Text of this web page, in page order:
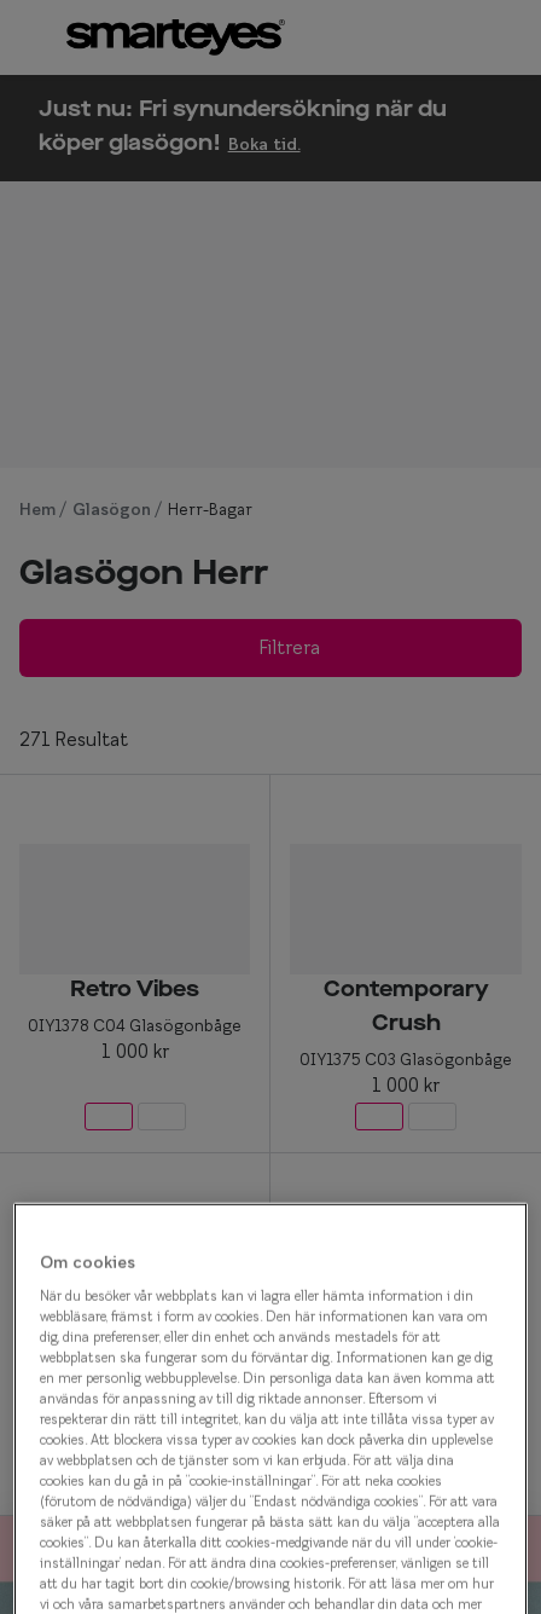
Hoppa till
innehållet
Om synundersökning
Boka synundersökning
Ögonhälsokontroll
Trender
Just nu: Fri synundersökning när du
köper glasögon! Boka tid.
Hem Glasögon Herr-Bagar
Glasögon Herr
Filtrera
271 Resultat
Retro Vibes
0IY1378 C04 Glasögonbåge
1 000 kr
Contemporary
Crush
0IY1375 C03 Glasögonbåge
1 000 kr
Vintage Flair
0IY1372 C02 Glasögonbåge
1 000 kr
Vintage Flair
0IY1370 C03 Glasögonbåge
1 000 kr
Om cookies
När du besöker vår webbplats kan vi lagra eller hämta information i din
webbläsare, främst i form av cookies. Den här informationen kan vara om
dig, dina preferenser, eller din enhet och används mestadels för att
webbplatsen ska fungerar som du förväntar dig. Informationen kan ge dig
en mer personlig webbupplevelse. Din personliga data kan även komma att
användas för anpassning av till dig riktade annonser. Eftersom vi
respekterar din rätt till integritet, kan du välja att inte tillåta vissa typer av
cookies. Att blockera vissa typer av cookies kan dock påverka din upplevelse
av webbplatsen och de tjänster som vi kan erbjuda. För att välja dina
cookies kan du gå in på ”cookie-inställningar”. För att neka cookies
(förutom de nödvändiga) väljer du ”Endast nödvändiga cookies”. För att vara
säker på att webbplatsen fungerar på bästa sätt kan du välja ”acceptera alla
cookies”. Du kan återkalla ditt cookies-medgivande när du vill under ’cookie-
inställningar’ nedan. För att ändra dina cookies-preferenser, vänligen se till
att du har tagit bort din cookie/browsing historik. För att läsa mer om hur
vi och våra samarbetspartners använder och behandlar din data och mer